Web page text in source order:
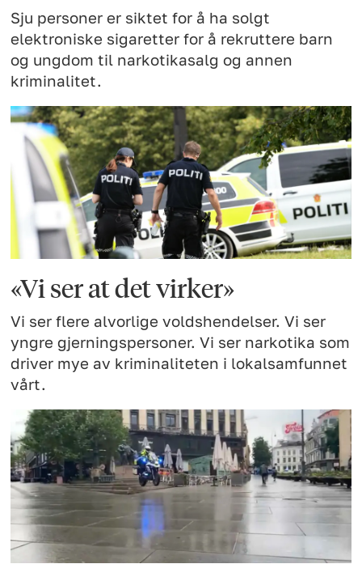
Sju personer er siktet for å ha solgt
elektroniske sigaretter for å rekruttere barn
og ungdom til narkotikasalg og annen
kriminalitet.
«Vi ser at det virker»
Vi ser flere alvorlige voldshendelser. Vi ser
yngre gjerningspersoner. Vi ser narkotika som
driver mye av kriminaliteten i lokalsamfunnet
vårt.